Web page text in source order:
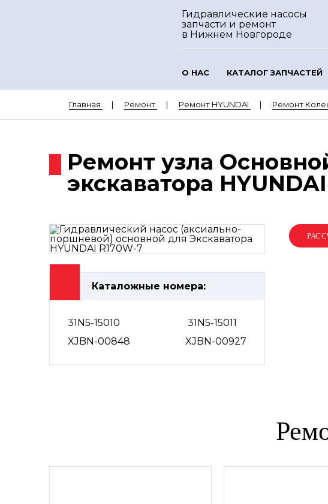
Гидравлические насосы
запчасти и ремонт
в Нижнем Новгороде
О НАС КАТАЛОГ ЗАПЧАСТЕЙ
Главная Ремонт Ремонт HYUNDAI Ремонт
Ремонт узла
экскаватора
Каталожные номера:
31N5-15010
31N5-15011
XJBN-00848
XJBN-00927